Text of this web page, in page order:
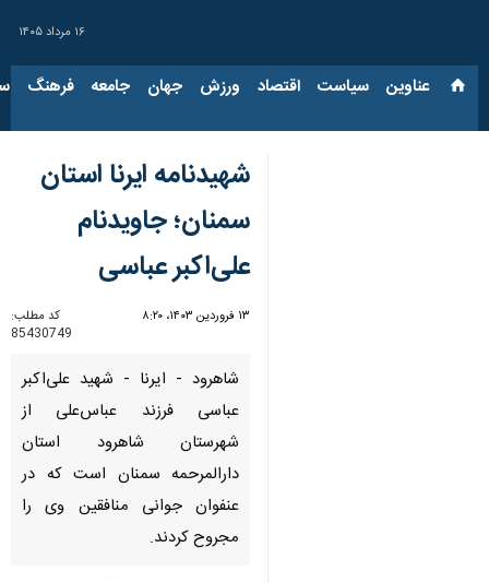
۱۶ مرداد ۱۴۰۵
عناوین‌ سیاست اقتصاد ورزش جهان جامعه فرهنگ
شهیدنامه ایرنا استان
سمنان؛ جاویدنام
علی‌اکبر عباسی
۱۳ فروردین ۱۴۰۳، ۸:۲۰
کد مطلب:
85430749
شاهرود - ایرنا - شهید علی‌اکبر
عباسی فرزند عباس‌علی از
شهرستان شاهرود استان
دارالمرحمه سمنان است که در
عنفوان جوانی منافقین وی را
مجروح کردند.